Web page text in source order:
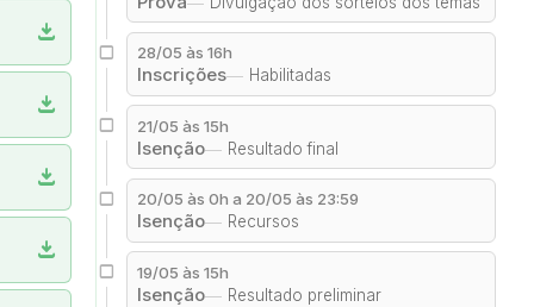
download
download
download
download
28/05 às 16h
Inscrições Habilitadas
21/05 às 15h
Isenção Resultado final
20/05 às 0h a 20/05 às 23:59
Isenção Recursos
19/05 às 15h
Isenção Resultado preliminar